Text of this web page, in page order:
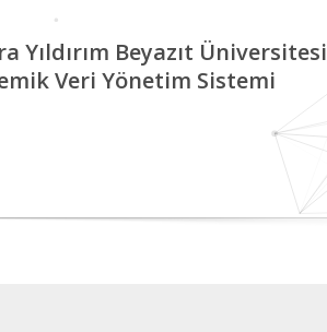
Yıldırım Beyazıt Üniversitesi
Veri Yönetim Sistemi